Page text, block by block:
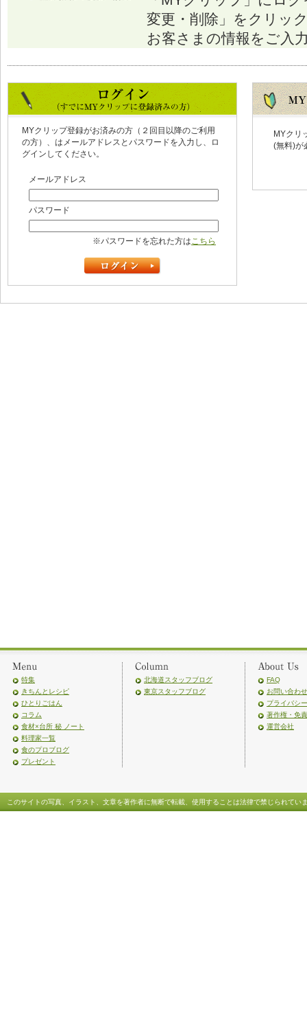
変更・削除」をクリッ
お客さまの情報をご入
MYクリップ登録がお済みの方（２回目以降のご利用
の方）、はメールアドレスとパスワードを入力し、ロ
グインしてください。
メールアドレス
パスワード
※パスワードを忘れた方はこちら
MYクリ
(無料)が
特集
きちんとレシピ
ひとりごはん
コラム
食材×台所 秘 ノート
料理家一覧
食のプロブログ
プレゼント
北海道スタッフブログ
東京スタッフブログ
FAQ
お問い合わせ
プライバシ
著作権・免
運営会社
このサイトの写真、イラスト、文章を著作者に無断で転載、使用することは法律で禁じられてい